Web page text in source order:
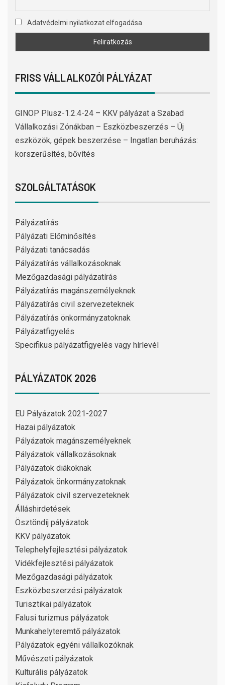
Adatvédelmi nyilatkozat elfogadása
FRISS VÁLLALKOZÓI PÁLYÁZAT
GINOP Plusz-1.2.4-24 – KKV pályázat a Szabad
Vállalkozási Zónákban – Eszközbeszerzés – Új
eszközök, gépek beszerzése – Ingatlan beruházás:
korszerűsítés, bővítés
SZOLGÁLTATÁSOK
Pályázatírás
Pályázati Előminősítés
Pályázati tanácsadás
Pályázatírás vállalkozásoknak
Mezőgazdasági pályázatírás
Pályázatírás magánszemélyeknek
Pályázatírás civil szervezeteknek
Pályázatírás önkormányzatoknak
Pályázatfigyelés
Specifikus pályázatfigyelés vagy hírlevél
PÁLYÁZATOK 2026
EU Pályázatok 2021-2027
Hazai pályázatok
Pályázatok magánszemélyeknek
Pályázatok vállalkozásoknak
Pályázatok diákoknak
Pályázatok önkormányzatoknak
Pályázatok civil szervezeteknek
Álláshirdetések
Ösztöndíj pályázatok
KKV pályázatok
Telephelyfejlesztési pályázatok
Vidékfejlesztési pályázatok
Mezőgazdasági pályázatok
Eszközbeszerzési pályázatok
Turisztikai pályázatok
Falusi turizmus pályázatok
Munkahelyteremtő pályázatok
Pályázatok egyéni vállalkozóknak
Művészeti pályázatok
Kulturális pályázatok